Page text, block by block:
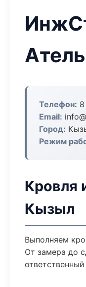
Телефон:
Email:
Город:
Режим
Кровля
Кызыл
Выполняем
От замера до